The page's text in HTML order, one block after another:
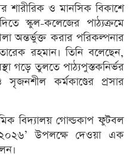
শারীরিক ও মানসিক বিকাশে
স্কুল-কলেজের পাঠ্যক্রমে
অন্তর্ভুক্ত করার পরিকল্পনার
তারেক রহমান। তিনি বলেছেন,
গড়ে তুলতে পাঠ্যপুস্তকনির্ভর
সৃজনশীল কর্মকাণ্ডের প্রসার
বিদ্যালয় গোল্ডকাপ ফুটবল
২০২৬’ উপলক্ষে দেওয়া এক